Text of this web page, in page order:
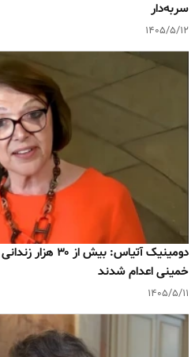
سربه‌دار
۱۴۰۵/۵/۱۲
خمینی اعدام شدند
۱۴۰۵/۵/۱۱